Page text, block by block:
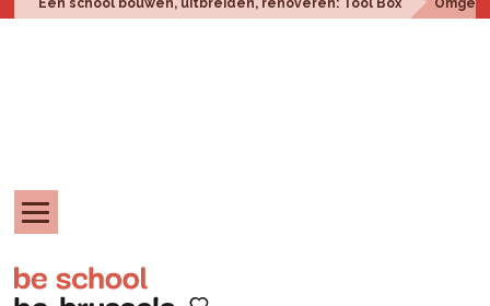
Een school bouwen, uitbreiden, renoveren: Tool Box